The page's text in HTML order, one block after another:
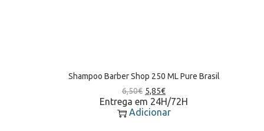
Shampoo Barber Shop 250 ML Pure Brasil
6,50€ 5,85€
Entrega em 24H/72H
Adicionar